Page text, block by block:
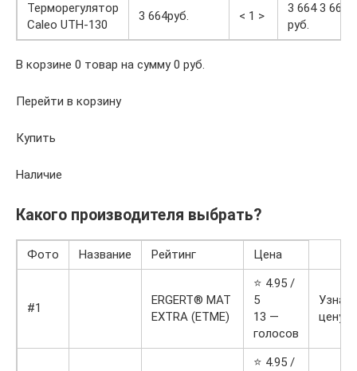
Терморегулятор
Caleo UTH-130
3 664руб. < 1 >
3 664 3 664
руб.
В корзине 0 товар на сумму 0 руб.
Перейти в корзину
Купить
Наличие
Какого производителя выбрать?
Фото Название Рейтинг Цена
#1
ERGERT® MAT
EXTRA (ETME)
⭐ 4.95 /
5
13 —
голосов
цену
⭐ 4.95 /